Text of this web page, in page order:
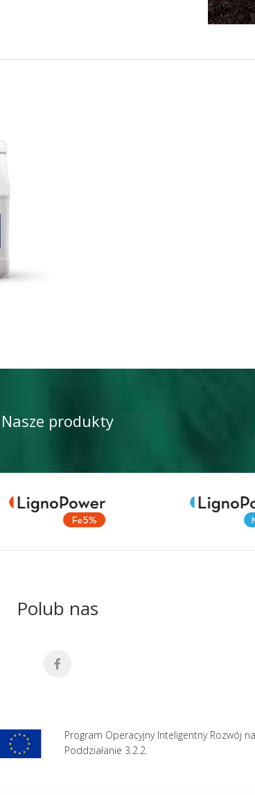
Nasze produkty
Polub nas
Program Operacyjny Inteligentny Rozwój
Poddziałanie 3.2.2.